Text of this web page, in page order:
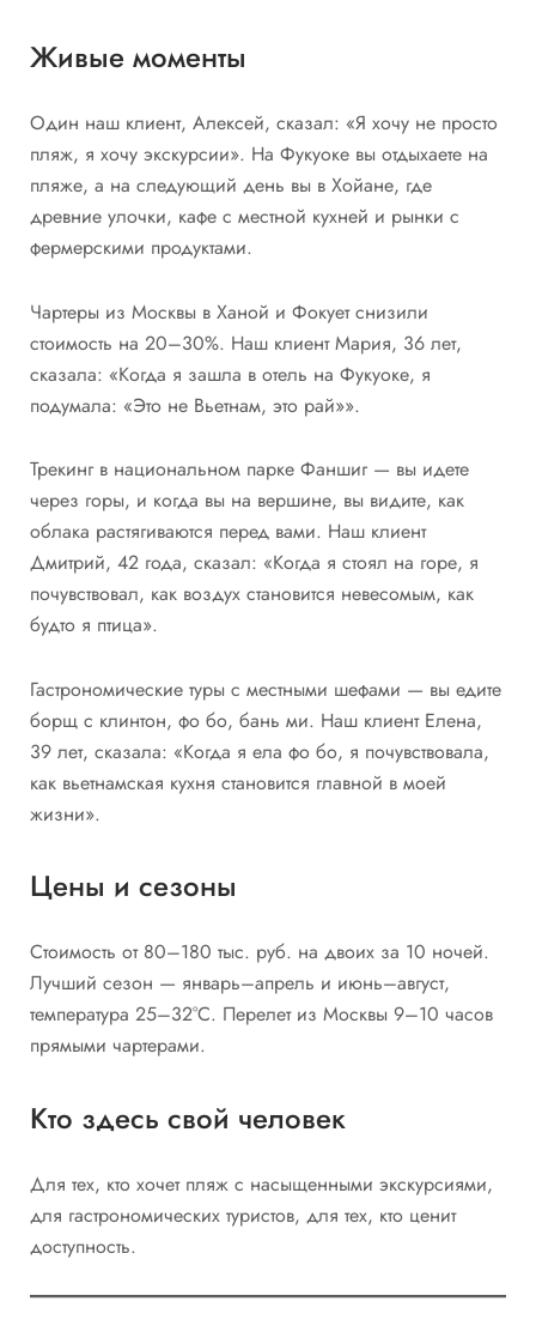
Живые моменты
Один наш клиент, Алексей, сказал: «Я хочу не просто
пляж, я хочу экскурсии». На Фукуоке вы отдыхаете на
пляже, а на следующий день вы в Хойане, где
древние улочки, кафе с местной кухней и рынки с
фермерскими продуктами.
Чартеры из Москвы в Ханой и Фокует снизили
стоимость на 20–30%. Наш клиент Мария, 36 лет,
сказала: «Когда я зашла в отель на Фукуоке, я
подумала: «Это не Вьетнам, это рай»».
Трекинг в национальном парке Фаншиг — вы идете
через горы, и когда вы на вершине, вы видите, как
облака растягиваются перед вами. Наш клиент
Дмитрий, 42 года, сказал: «Когда я стоял на горе, я
почувствовал, как воздух становится невесомым, как
будто я птица».
Гастрономические туры с местными шефами — вы едите
борщ с клинтон, фо бо, бань ми. Наш клиент Елена,
39 лет, сказала: «Когда я ела фо бо, я почувствовала,
как вьетнамская кухня становится главной в моей
жизни».
Цены и сезоны
Стоимость от 80–180 тыс. руб. на двоих за 10 ночей.
Лучший сезон — январь–апрель и июнь–август,
температура 25–32°C. Перелет из Москвы 9–10 часов
прямыми чартерами.
Кто здесь свой человек
Для тех, кто хочет пляж с насыщенными экскурсиями,
для гастрономических туристов, для тех, кто ценит
доступность.